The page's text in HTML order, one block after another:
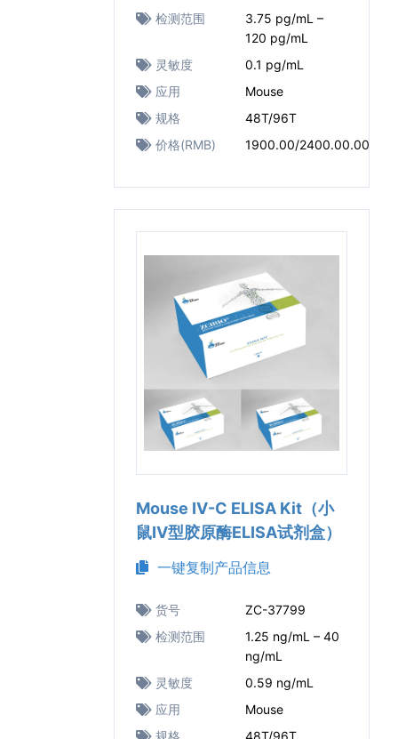
检测范围
3.75 pg/mL –
120 pg/mL
灵敏度
0.1 pg/mL
应用
Mouse
规格
48T/96T
价格(RMB)
1900.00/2400.00.00
Mouse IV-C ELISA Kit（小
鼠IV型胶原酶ELISA试剂盒）
一键复制产品信息
货号
ZC-37799
检测范围
1.25 ng/mL – 40
ng/mL
灵敏度
0.59 ng/mL
应用
Mouse
规格
48T/96T